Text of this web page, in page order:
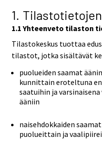
1.
1.1 Yhteenveto tilaston
Tilastokeskus tuottaa
tilastot, jotka sisältävät
puolueiden saamat
kunnittain eroteltuna
saatuihin ja
ääniin
naisehdokkaiden
puolueittain ja